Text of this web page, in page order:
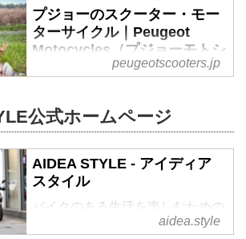
たまたインディアン？ ハーレー
ダビッドソン？ などパッとイギ
リスやアメリカのメーカーが浮か
びそうですが、
ー）と、言われています。
1898年。第1回パリモーターショ
ーで...
ーズに、150と50のモデルが新た
に加わりました！
サイズは既存の「ジャンゴ125」
とどちらも変わりません。ネオレ
が一気に増えたわけです。
のプジョーモトシクル正規ディー
ラーにて発売開始されます。
ジャンゴ 150 ABS／税込40万
カラー：マッドグレー
プジョーのスクーター・モー
ターサイクル｜Peugeot
Motocycles（プジョーモトシ
ョーの二輪車・バイク部門
『Peugeot Motocycles（プジョー
モトシクル）』の日本公式サイト
です。 DJANGO、CITYSTAR、
SPEEDFIGHT、各モデルライン
ナップやプジョーの歴史をご案内
いたします。120年の歴史を誇
peugeotscooters.jp
公式ホームページ
AIDEA STYLE - アイディア
スタイル
バイクのある生活を楽しむための
ライフスタイルマガジンaidea.style